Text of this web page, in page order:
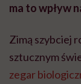
ma to wpływ
Zimą szybciej
sztucznym
zegar